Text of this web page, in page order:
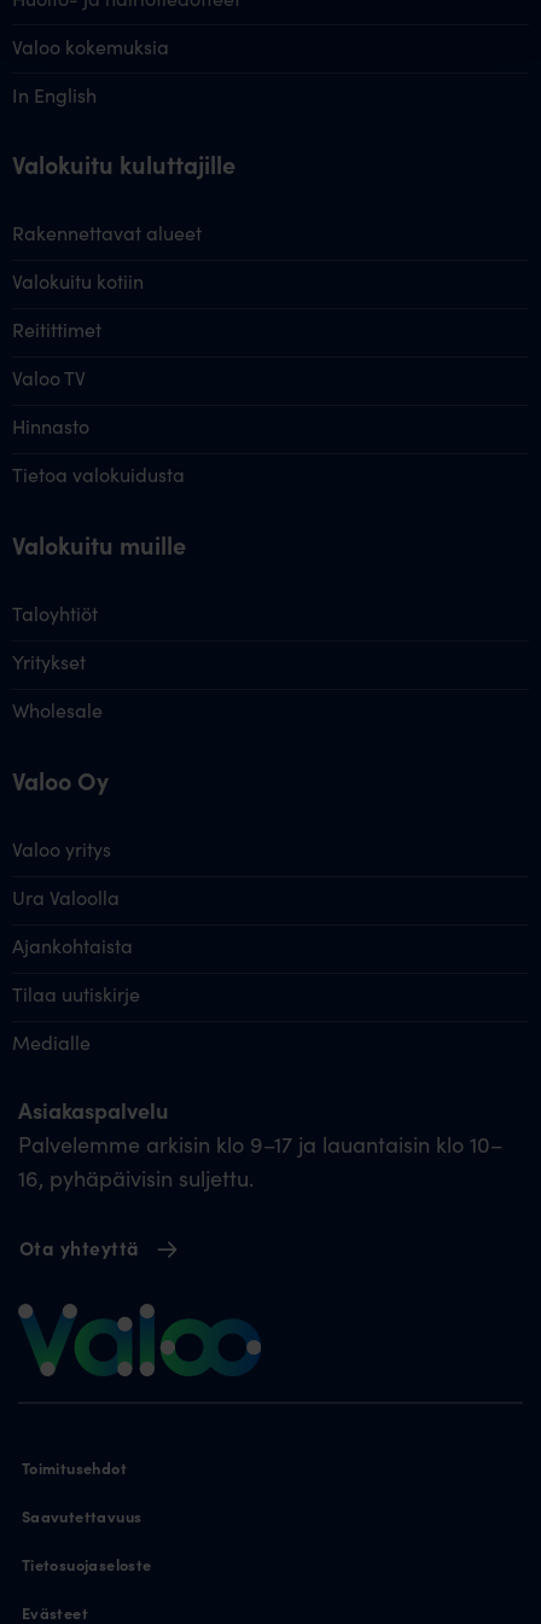
Valoo kokemuksia
In English
Valokuitu kuluttajille
Rakennettavat alueet
Valokuitu kotiin
Reitittimet
Valoo TV
Hinnasto
Tietoa valokuidusta
Valokuitu muille
Taloyhtiöt
Yritykset
Wholesale
Valoo Oy
Valoo yritys
Ura Valoolla
Ajankohtaista
Tilaa uutiskirje
Medialle
Asiakaspalvelu
Palvelemme arkisin klo 9–17 ja lauantaisin klo 10–
16, pyhäpäivisin suljettu.
Ota yhteyttä
Toimitusehdot
Saavutettavuus
Tietosuojaseloste
Evästeet